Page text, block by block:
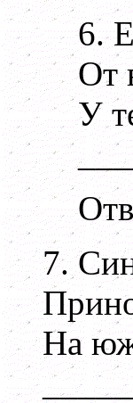
6.
От
У
7.
На